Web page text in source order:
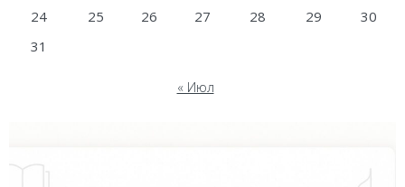
24
25 26 27 28 29
30
31
« Июл